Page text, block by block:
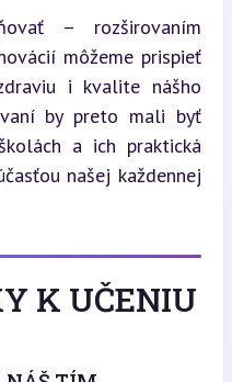
– rozširovaním
môžeme prispieť
i kvalite nášho
by preto mali byť
a ich praktická
našej každennej
K UČENIU